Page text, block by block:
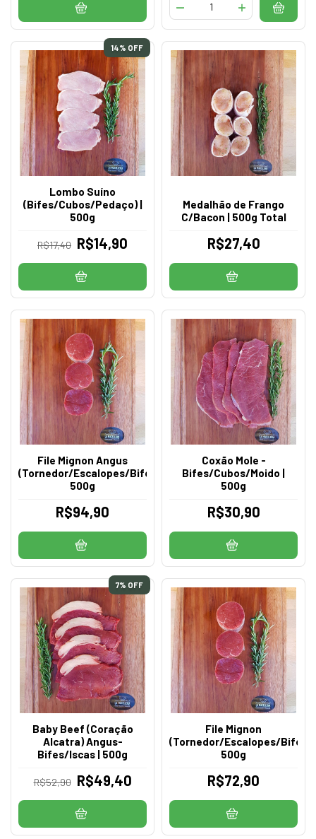
14% OFF
Lombo Suíno
(Bifes/Cubos/Pedaço) |
500g
R$17,40 R$14,90
Medalhão de Frango
C/Bacon | 500g Total
R$27,40
File Mignon Angus
(Tornedor/Escalopes/Bifes/Iscas)
500g
R$94,90
Coxão Mole -
Bifes/Cubos/Moido |
500g
R$30,90
7% OFF
Baby Beef (Coração
Alcatra) Angus-
Bifes/Iscas | 500g
R$52,90 R$49,40
File Mignon
(Tornedor/Escalopes/Bifes/
500g
R$72,90